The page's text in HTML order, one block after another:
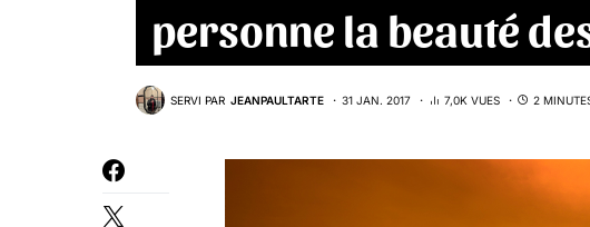
personne la beauté
SERVI PAR JEANPAULTARTE 31 JAN. 2017 7,0K VUES 2